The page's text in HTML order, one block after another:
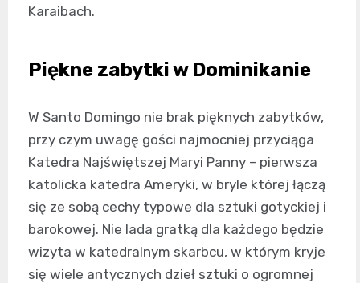
Karaibach.
Piękne zabytki w Dominikanie
W Santo Domingo nie brak pięknych zabytków,
przy czym uwagę gości najmocniej przyciąga
Katedra Najświętszej Maryi Panny – pierwsza
katolicka katedra Ameryki, w bryle której łączą
się ze sobą cechy typowe dla sztuki gotyckiej i
barokowej. Nie lada gratką dla każdego będzie
wizyta w katedralnym skarbcu, w którym kryje
się wiele antycznych dzieł sztuki o ogromnej